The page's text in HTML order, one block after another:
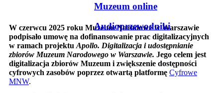
Muzeum online
Audioprzewodniki
W czerwcu 2025 roku Muzeum Narodowe w Warszawie
podpisało umowę na dofinansowanie prac digitalizacyjnych
w ramach projektu Apollo. Digitalizacja i udostępnianie
zbiorów Muzeum Narodowego w Warszawie. Jego celem jest
digitalizacja zbiorów Muzeum i zwiększenie dostępności
cyfrowych zasobów poprzez otwartą platformę Cyfrowe
MNW.